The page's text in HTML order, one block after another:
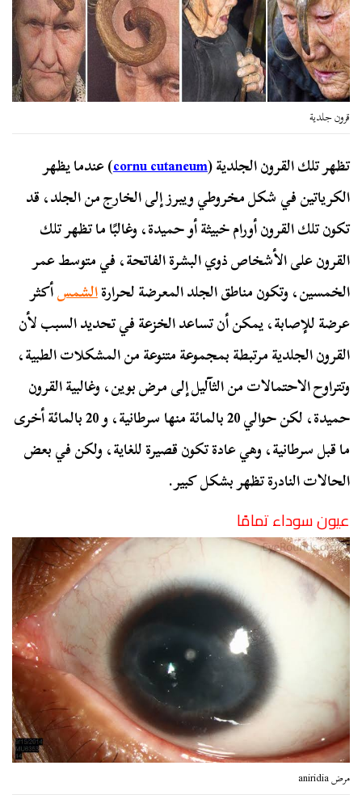
قرون جلدية
تظهر تلك القرون الجلدية (cornu cutaneum) عندما يظهر
الكرياتين في شكل مخروطي ويبرز إلى الخارج من الجلد، قد
تكون تلك القرون أورام خبيثة أو حميدة، وغالبًا ما تظهر تلك
القرون على الأشخاص ذوي البشرة الفاتحة، في متوسط ​​عمر
الخمسين، وتكون مناطق الجلد المعرضة لحرارةالشمسأكثر
عرضة للإصابة، يمكن أن تساعد الخزعة في تحديد السبب لأن
القرون الجلدية مرتبطة بمجموعة متنوعة من المشكلات الطبية،
وتتراوح الاحتمالات من الثآليل إلى مرض بوين، وغالبية القرون
حميدة، لكن حوالي 20 بالمائة منها سرطانية، و 20 بالمائة أخرى
ما قبل سرطانية، وهي عادة تكون قصيرة للغاية، ولكن في بعض
الحالات النادرة تظهر بشكل كبير.
عيون سوداء تمامًا
مرض aniridia